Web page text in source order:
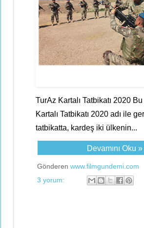
TurAz Kartalı Tatbikatı 2020 Bu
Kartalı Tatbikatı 2020 adı ile
tatbikatta, kardeş iki ülkenin...
Devamını Oku »
Gönderen www.filmgundemi.com
3 yorum: